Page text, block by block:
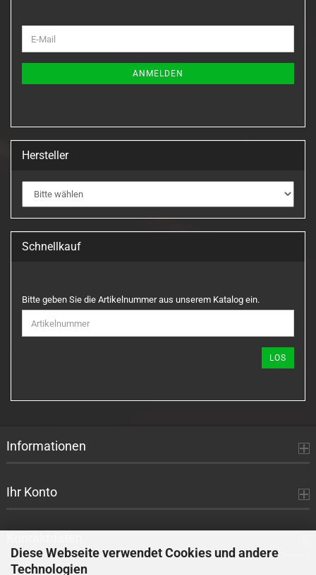
Diese Webseite verwendet Cookies und andere
Technologien
ZUR
E-
Mail
ANMELDEN
Hersteller
Schnellkauf
BITTE
GEBEN
SIE
DIE
EIN.
Bitte geben Sie die Artikelnummer aus unserem Katalog ein.
LOS
Informationen
Ihr Konto